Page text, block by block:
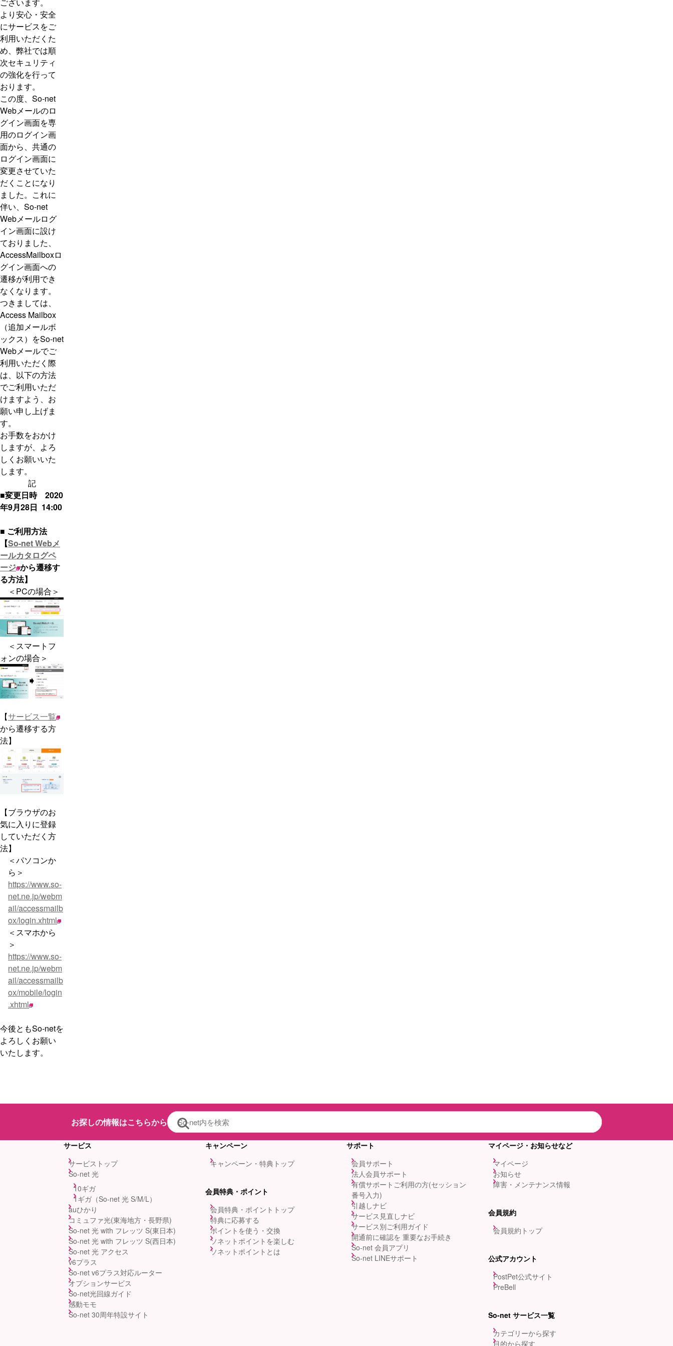
より安心・安全
にサービスをご
利用いただくた
め、弊社では順
次セキュリティ
の強化を行って
おります。
この度、So-net
Webメールのロ
グイン画面を専
用のログイン画
面から、共通の
ログイン画面に
変更させていた
だくことになり
ました。これに
伴い、So-net
Webメールログ
イン画面に設け
ておりました、
AccessMailboxロ
グイン画面への
遷移が利用でき
なくなります。
つきましては、
Access Mailbox
（追加メールボ
ックス）をSo-net
Webメールでご
利用いただく際
は、以下の方法
でご利用いただ
けますよう、お
願い申し上げま
す。
お手数をおかけ
しますが、よろ
しくお願いいた
します。
記
■変更日時 2020
年9月28日 14:00
■ ご利用方法
【So-net Webメ
ールカタログペ
ージ から遷移す
る方法】
＜PCの場合＞
＜スマートフ
ォンの場合＞
【サービス一覧
から遷移する方
法】
【ブラウザのお
気に入りに登録
していただく方
法】
＜パソコンか
ら＞
https://www.so-
net.ne.jp/webm
ail/accessmailb
ox/login.xhtml
＜スマホから
＞
https://www.so-
net.ne.jp/webm
ail/accessmailb
ox/mobile/login
.xhtml
今後ともSo-netを
よろしくお願い
いたします。
お探しの情報はこちらから
サービス
サービストップ
So-net 光
10ギガ
1ギガ（So-net 光 S/M/L）
auひかり
コミュファ光(東海地方・長野県)
So-net 光 with フレッツ S(東日本)
So-net 光 with フレッツ S(西日本)
So-net 光 アクセス
v6プラス
So-net v6プラス対応ルーター
オプションサービス
So-net光回線ガイド
感動モモ
So-net 30周年特設サイト
キャンペーン
キャンペーン・特典トップ
会員特典・ポイント
会員特典・ポイントトップ
特典に応募する
ポイントを使う・交換
ソネットポイントを楽しむ
ソネットポイントとは
サポート
会員サポート
法人会員サポート
有償サポートご利用の方(セッション
番号入力)
引越しナビ
サービス見直しナビ
サービス別ご利用ガイド
開通前に確認を 重要なお手続き
So-net 会員アプリ
So-net LINEサポート
マイページ・お知らせなど
マイページ
お知らせ
障害・メンテナンス情報
会員規約
会員規約トップ
公式アカウント
PostPet公式サイト
PreBell
So-net サービス一覧
カテゴリーから探す
目的から探す